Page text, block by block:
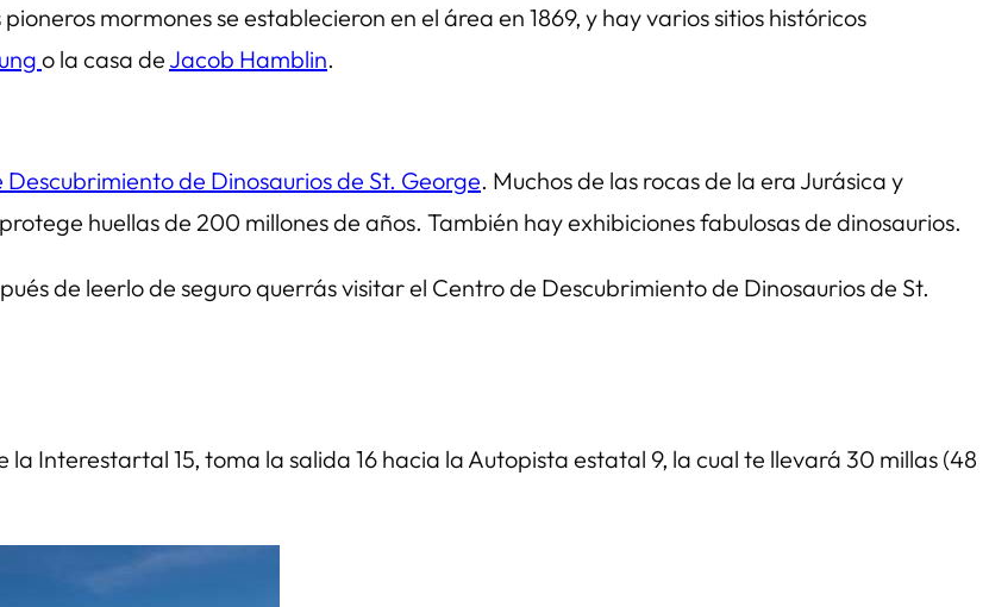
mormones se establecieron en el área en 1869, y hay varios sitios históricos
o la casa de Jacob Hamblin.
Descubrimiento de Dinosaurios de St. George. Muchos de las rocas de la era Jurásica y
huellas de 200 millones de años. También hay exhibiciones fabulosas de dinosaurios.
de leerlo de seguro querrás visitar el Centro de Descubrimiento de Dinosaurios de St.
la Interestartal 15, toma la salida 16 hacia la Autopista estatal 9, la cual te llevará 30 millas (48